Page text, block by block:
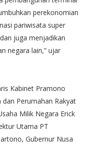
perekonomian
pariwisata super
juga menjadikan
negara lain,” ujar
Kabinet Pramono
Perumahan Rakyat
Milik Negara Erick
Utama PT
Gubernur Nusa